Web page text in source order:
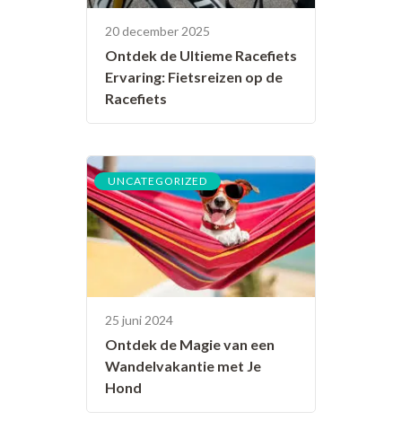
20 december 2025
Ontdek de Ultieme Racefiets
Ervaring: Fietsreizen op de
Racefiets
UNCATEGORIZED
25 juni 2024
Ontdek de Magie van een
Wandelvakantie met Je
Hond